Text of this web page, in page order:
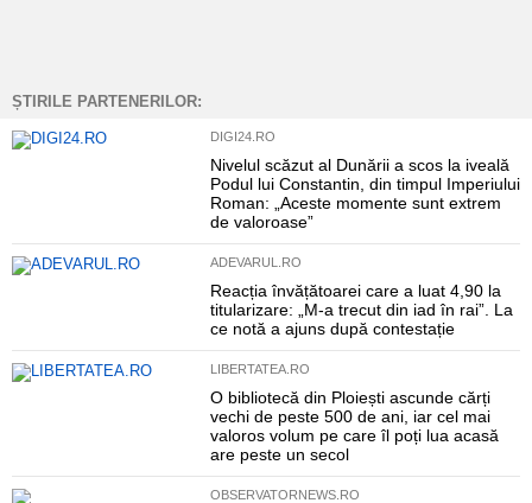
ȘTIRILE PARTENERILOR:
DIGI24.RO
Nivelul scăzut al Dunării a scos la iveală
Podul lui Constantin, din timpul Imperiului
Roman: „Aceste momente sunt extrem
de valoroase”
ADEVARUL.RO
Reacția învățătoarei care a luat 4,90 la
titularizare: „M-a trecut din iad în rai”. La
ce notă a ajuns după contestație
LIBERTATEA.RO
O bibliotecă din Ploiești ascunde cărți
vechi de peste 500 de ani, iar cel mai
valoros volum pe care îl poți lua acasă
are peste un secol
OBSERVATORNEWS.RO